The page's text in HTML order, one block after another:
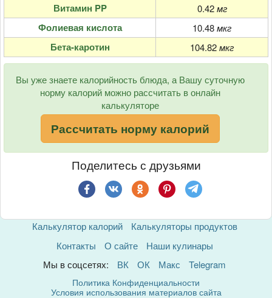
Витамин PP 0.42 мг
Фолиевая кислота 10.48мкг
Бета-каротин 104.82мкг
Вы уже знаете калорийность блюда, а Вашу суточную
норму калорий можно рассчитать в онлайн
калькуляторе
Рассчитать норму калорий
Поделитесь с друзьями
Калькулятор калорий
Калькуляторы продуктов
Контакты
О сайте
Наши кулинары
Мы в соцсетях:
ВК ОК Макс Telegram
Политика Конфиденциальности
Условия использования материалов сайта